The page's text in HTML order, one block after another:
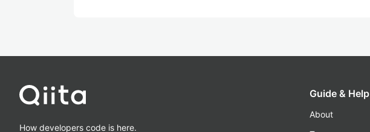
How developers code is here.
Guide & Help
About